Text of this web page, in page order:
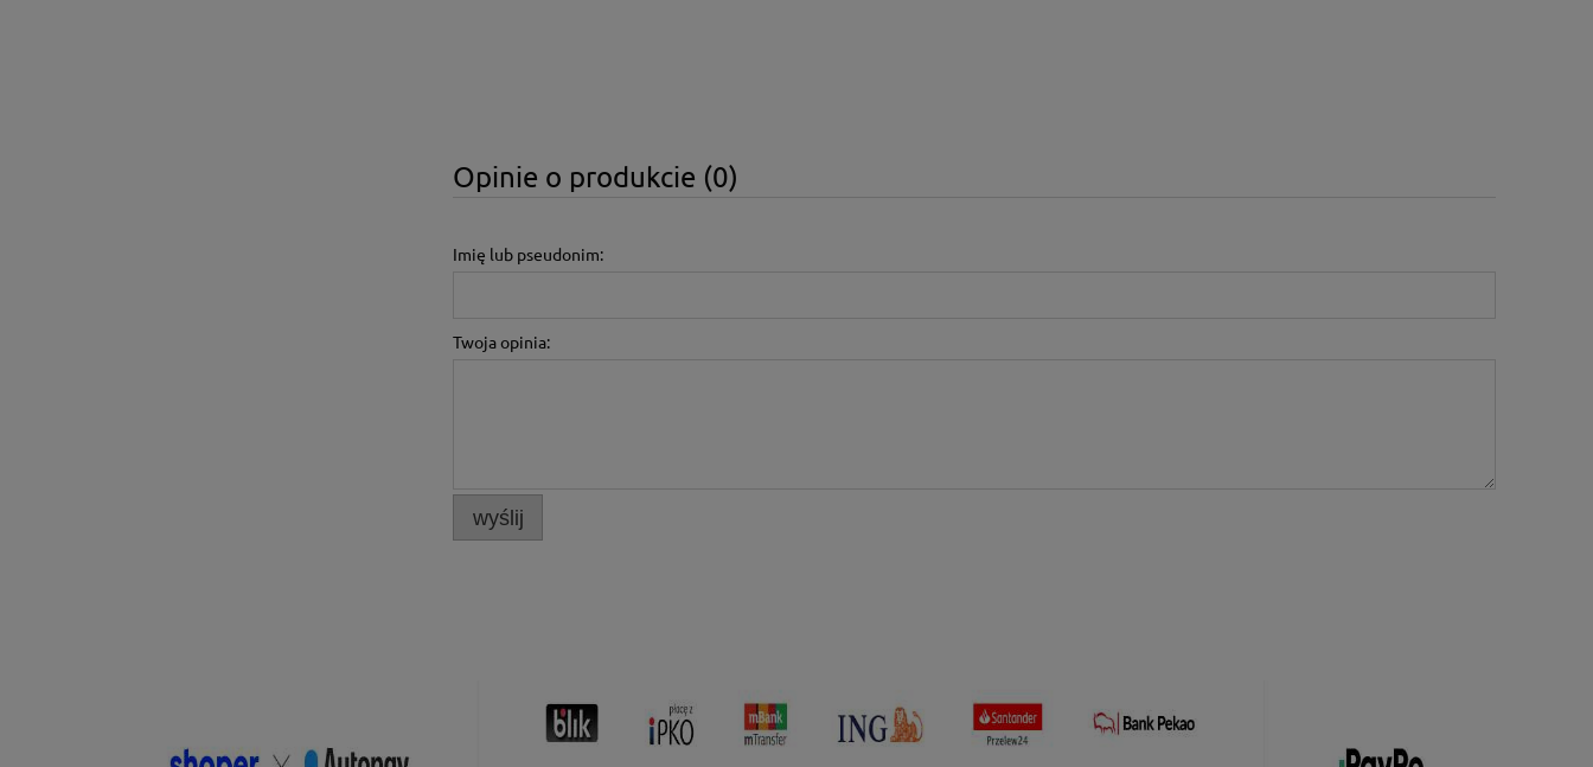
Opinie o produkcie (0)
Imię lub pseudonim:
Twoja opinia:
wyślij